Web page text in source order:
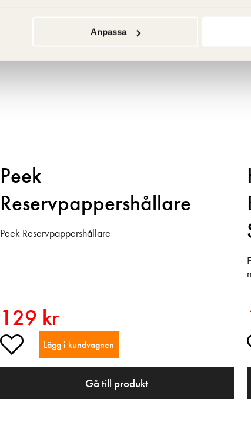
Anpassa
Peek
Reservpappershållare
Peek Reservpappershållare
129 kr
Lägg i kundvagnen
Gå till produkt